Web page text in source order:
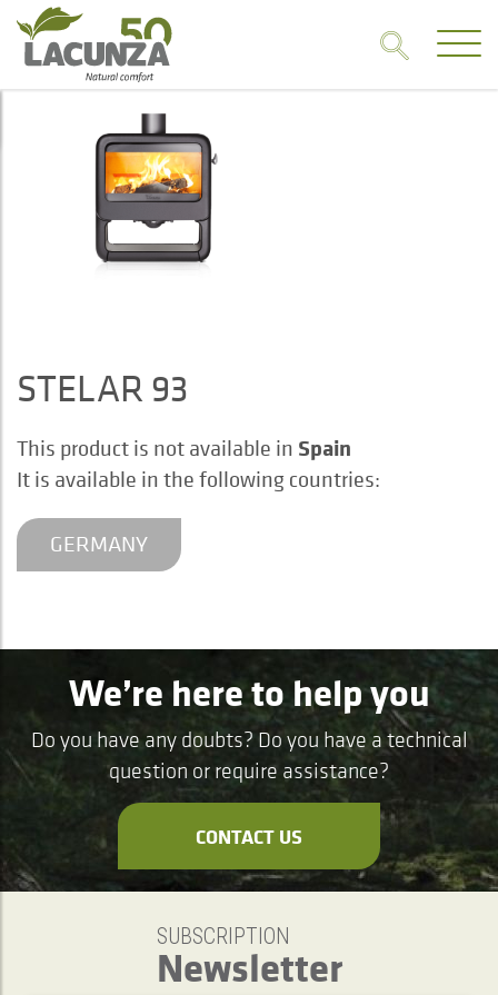
STELAR 93
This product is not available in Spain
It is available in the following countries:
GERMANY
We’re here to help you
Do you have any doubts? Do you have a technical
question or require assistance?
CONTACT US
SUBSCRIPTION
Newsletter